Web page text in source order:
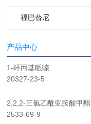
福巴替尼
产品中心
1-环丙基哌嗪
20327-23-5
2,2,2-三氯乙酰亚胺酸甲酯
2533-69-9